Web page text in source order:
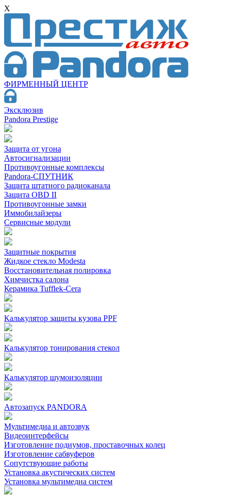
X
ФИРМЕННЫЙ ЦЕНТР
Эксклюзив
Pandora Prestige
Защита от угона
Автосигнализации
Противоугонные комплексы
Pandora-СПУТНИК
Защита штатного радиоканала
Защита OBD II
Противоугонные замки
Иммобилайзеры
Сервисные модули
Защитные покрытия
Жидкое стекло Modesta
Восстановительная полировка
Химчистка салона
Керамика Tufflek-Cera
Калькулятор защиты кузова PPF
Калькулятор тонирования стекол
Калькулятор шумоизоляции
Автозапуск PANDORA
Мультимедиа и автозвук
Видеоинтерфейсы
Изготовление подиумов, проставочных колец
Изготовление сабвуферов
Сопутствующие работы
Установка акустических систем
Установка мультимедиа систем